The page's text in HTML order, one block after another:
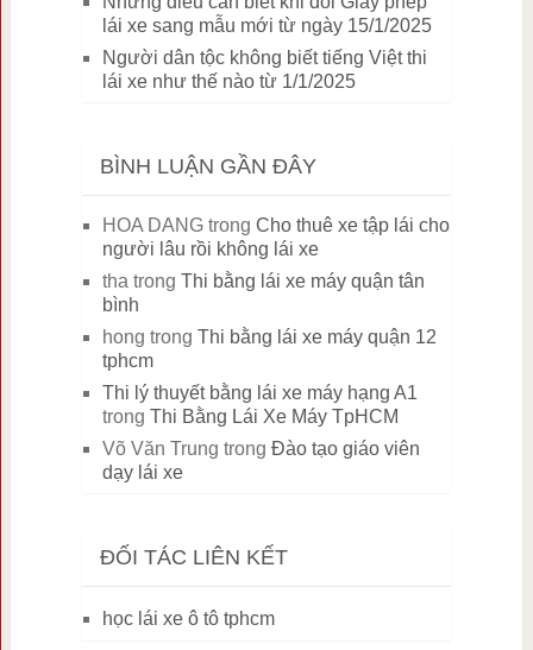
lái xe sang mẫu mới từ ngày 15/1/2025
Người dân tộc không biết tiếng Việt thi
lái xe như thế nào từ 1/1/2025
BÌNH LUẬN GẦN ĐÂY
HOA DANGtrong Cho thuê xe tập lái cho
người lâu rồi không lái xe
tha trong Thi bằng lái xe máy quận tân
bình
hong trong Thi bằng lái xe máy quận 12
tphcm
Thi lý thuyết bằng lái xe máy hạng A1
trong Thi Bằng Lái Xe Máy TpHCM
Võ Văn Trung trong Đào tạo giáo viên
dạy lái xe
ĐỐI TÁC LIÊN KẾT
học lái xe ô tô tphcm